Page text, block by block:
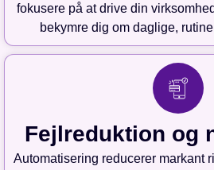
fokusere på at drive din
bekymre dig om daglige,
Fejlreduktion og
Automatisering reducerer markant